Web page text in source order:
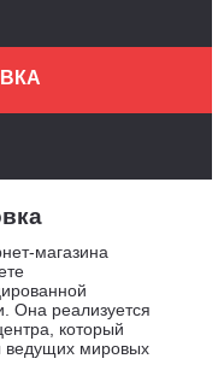
магазина
Она реализуется
который
ведущих мировых